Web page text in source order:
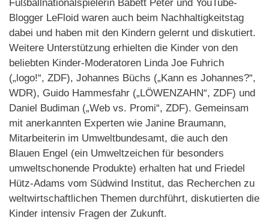
Fußballnationalspielerin Babett Peter und YouTube-
Blogger LeFloid waren auch beim Nachhaltigkeitstag
dabei und haben mit den Kindern gelernt und diskutiert.
Weitere Unterstützung erhielten die Kinder von den
beliebten Kinder-Moderatoren Linda Joe Fuhrich
(„logo!“, ZDF), Johannes Büchs („Kann es Johannes?“,
WDR), Guido Hammesfahr („LÖWENZAHN“, ZDF) und
Daniel Budiman („Web vs. Promi“, ZDF). Gemeinsam
mit anerkannten Experten wie Janine Braumann,
Mitarbeiterin im Umweltbundesamt, die auch den
Blauen Engel (ein Umweltzeichen für besonders
umweltschonende Produkte) erhalten hat und Friedel
Hütz-Adams vom Südwind Institut, das Recherchen zu
weltwirtschaftlichen Themen durchführt, diskutierten die
Kinder intensiv Fragen der Zukunft.